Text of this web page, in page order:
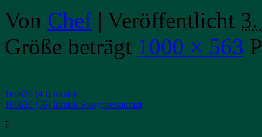
Von Chef | Veröffentlicht
Größe beträgt 1000 × 563
160620 (43) Irkutsk
160620 (56) Irkutsk Sowjetrestaurant
?